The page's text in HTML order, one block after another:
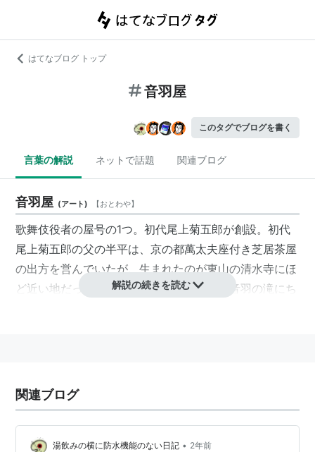
はてなブログ トップ
音羽屋
このタグでブログを書く
言葉の解説 ネットで話題 関連ブログ
音羽屋 (アート) 【おとわや】
歌舞伎役者の屋号の1つ。初代尾上菊五郎が創設。初代
尾上菊五郎の父の半平は、京の都萬太夫座付き芝居茶屋
の出方を営んでいたが、生まれたのが東山の清水寺にほ
ど近い地だったことから、その境内にある音羽の滝にち
解説の続きを読む
関連ブログ
湯飲みの横に防水機能のない日記 • 2年前